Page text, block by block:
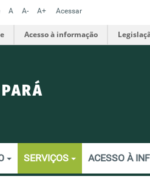
A A- A+ Acessar
Acesso à informação
SERVIÇOS ACESSO À